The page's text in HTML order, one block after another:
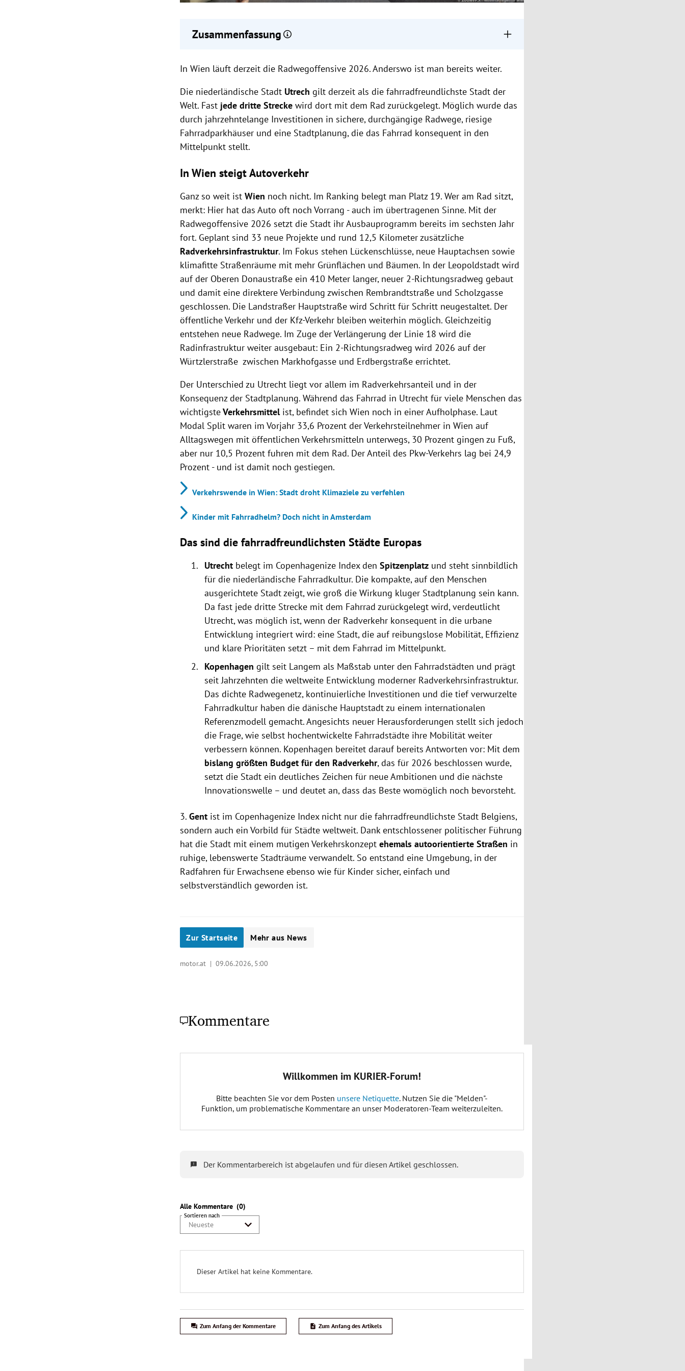
Zusammenfassung
und konsequenter Stadtplanung.
Radinfrastruktur, liegt aber im internationalen Vergleich noch zurück.
Kopenhagen und Gent dienen als weitere europäische Vorbilder für erfolgreiche
Fahrradförderung durch gezielte Maßnahmen und innovative Verkehrskonzepte.
In Wien läuft derzeit die Radwegoffensive 2026. Anderswo ist man bereits weiter.
Die niederländische Stadt Utrech gilt derzeit als die fahrradfreundlichste Stadt der
Welt. Fast jede dritte Strecke wird dort mit dem Rad zurückgelegt. Möglich wurde das
durch jahrzehntelange Investitionen in sichere, durchgängige Radwege, riesige
Fahrradparkhäuser und eine Stadtplanung, die das Fahrrad konsequent in den
Mittelpunkt stellt.
In Wien steigt Autoverkehr
Ganz so weit istWien noch nicht. Im Ranking belegt man Platz 19. Wer am Rad sitzt,
merkt: Hier hat das Auto oft noch Vorrang - auch im übertragenen Sinne. Mit der
Radwegoffensive 2026 setzt die Stadt ihr Ausbauprogramm bereits im sechsten Jahr
fort. Geplant sind 33 neue Projekte und rund 12,5 Kilometer zusätzliche
Radverkehrsinfrastruktur. Im Fokus stehen Lückenschlüsse, neue Hauptachsen sowie
klimafitte Straßenräume mit mehr Grünflächen und Bäumen. In der Leopoldstadt wird
auf der Oberen Donaustraße ein 410 Meter langer, neuer 2-Richtungsradweg gebaut
und damit eine direktere Verbindung zwischen Rembrandtstraße und Scholzgasse
geschlossen. Die Landstraßer Hauptstraße wird Schritt für Schritt neugestaltet. Der
öffentliche Verkehr und der Kfz-Verkehr bleiben weiterhin möglich. Gleichzeitig
entstehen neue Radwege. Im Zuge der Verlängerung der Linie 18 wird die
Radinfrastruktur weiter ausgebaut: Ein 2-Richtungsradweg wird 2026 auf der
Würtzlerstraße zwischen Markhofgasse und Erdbergstraße errichtet.
Der Unterschied zu Utrecht liegt vor allem im Radverkehrsanteil und in der
Konsequenz der Stadtplanung. Während das Fahrrad in Utrecht für viele Menschen das
wichtigsteVerkehrsmittelist, befindet sich Wien noch in einer Aufholphase. Laut
Modal Split waren im Vorjahr 33,6 Prozent der Verkehrsteilnehmer in Wien auf
Alltagswegen mit öffentlichen Verkehrsmitteln unterwegs, 30 Prozent gingen zu Fuß,
aber nur 10,5 Prozent fuhren mit dem Rad. Der Anteil des Pkw-Verkehrs lag bei 24,9
Prozent - und ist damit noch gestiegen.
Verkehrswende in Wien: Stadt droht Klimaziele zu verfehlen
Kinder mit Fahrradhelm? Doch nicht in Amsterdam
Das sind die fahrradfreundlichsten Städte Europas
Utrecht belegt im Copenhagenize Index denSpitzenplatz und steht sinnbildlich
für die niederländische Fahrradkultur. Die kompakte, auf den Menschen
ausgerichtete Stadt zeigt, wie groß die Wirkung kluger Stadtplanung sein kann.
Da fast jede dritte Strecke mit dem Fahrrad zurückgelegt wird, verdeutlicht
Utrecht, was möglich ist, wenn der Radverkehr konsequent in die urbane
Entwicklung integriert wird: eine Stadt, die auf reibungslose Mobilität, Effizienz
und klare Prioritäten setzt – mit dem Fahrrad im Mittelpunkt.
Kopenhagen gilt seit Langem als Maßstab unter den Fahrradstädten und prägt
seit Jahrzehnten die weltweite Entwicklung moderner Radverkehrsinfrastruktur.
Das dichte Radwegenetz, kontinuierliche Investitionen und die tief verwurzelte
Fahrradkultur haben die dänische Hauptstadt zu einem internationalen
Referenzmodell gemacht. Angesichts neuer Herausforderungen stellt sich jedoch
die Frage, wie selbst hochentwickelte Fahrradstädte ihre Mobilität weiter
verbessern können. Kopenhagen bereitet darauf bereits Antworten vor: Mit dem
bislang größten Budget für den Radverkehr, das für 2026 beschlossen wurde,
setzt die Stadt ein deutliches Zeichen für neue Ambitionen und die nächste
Innovationswelle – und deutet an, dass das Beste womöglich noch bevorsteht.
3.Gent ist im Copenhagenize Index nicht nur die fahrradfreundlichste Stadt Belgiens,
sondern auch ein Vorbild für Städte weltweit. Dank entschlossener politischer Führung
hat die Stadt mit einem mutigen Verkehrskonzeptehemals autoorientierte Straßen in
ruhige, lebenswerte Stadträume verwandelt. So entstand eine Umgebung, in der
Radfahren für Erwachsene ebenso wie für Kinder sicher, einfach und
selbstverständlich geworden ist.
Zur Startseite Mehr aus News
motor.at |09.06.2026, 5:00
Kommentare